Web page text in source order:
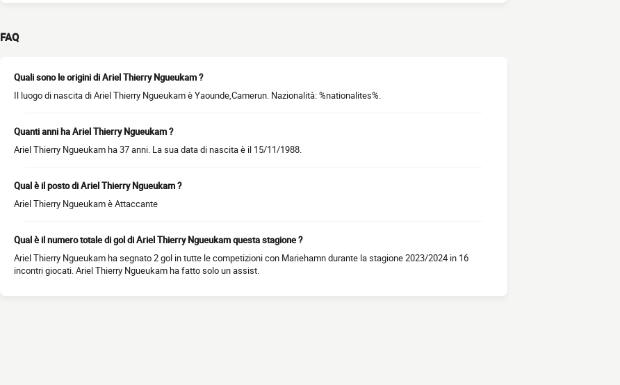
FAQ
Quali sono le origini di Ariel Thierry Ngueukam ?
Il luogo di nascita di Ariel Thierry Ngueukam è Yaounde,Camerun. Nazionalità: %nationalites%.
Quanti anni ha Ariel Thierry Ngueukam ?
Ariel Thierry Ngueukam ha 37 anni. La sua data di nascita è il 15/11/1988.
Qual è il posto di Ariel Thierry Ngueukam ?
Ariel Thierry Ngueukam è Attaccante
Qual è il numero totale di gol di Ariel Thierry Ngueukam questa stagione ?
Ariel Thierry Ngueukam ha segnato 2 gol in tutte le competizioni con Mariehamn durante la stagione 2023/2024 in 16
incontri giocati. Ariel Thierry Ngueukam ha fatto solo un assist.